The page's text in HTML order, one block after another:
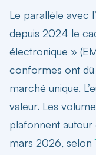
Le parallèle avec
depuis 2024 le
électronique »
conformes ont
marché unique.
valeur. Les
plafonnent
mars 2026, selon